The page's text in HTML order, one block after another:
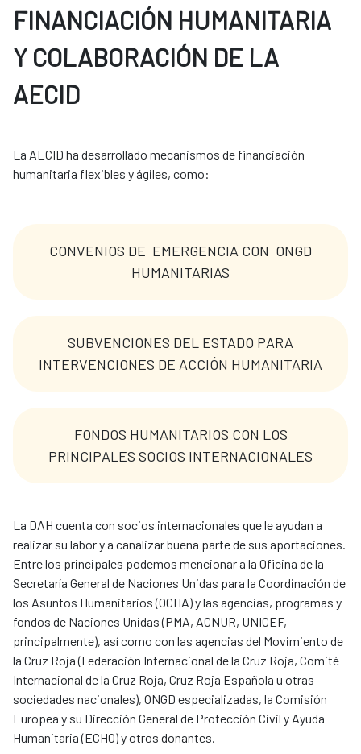
FINANCIACIÓN HUMANITARIA
Y COLABORACIÓN DE LA
AECID
La AECID ha desarrollado mecanismos de financiación
humanitaria flexibles y ágiles, como:
CONVENIOS DE EMERGENCIA CON ONGD
HUMANITARIAS
SUBVENCIONES DEL ESTADO PARA
INTERVENCIONES DE ACCIÓN HUMANITARIA
FONDOS HUMANITARIOS CON LOS
PRINCIPALES SOCIOS INTERNACIONALES
La DAH cuenta con socios internacionales que le ayudan a
realizar su labor y a canalizar buena parte de sus aportaciones.
Entre los principales podemos mencionar a la Oficina de la
Secretaría General de Naciones Unidas para la Coordinación de
los Asuntos Humanitarios (OCHA) y las agencias, programas y
fondos de Naciones Unidas (PMA, ACNUR, UNICEF,
principalmente), así como con las agencias del Movimiento de
la Cruz Roja (Federación Internacional de la Cruz Roja, Comité
Internacional de la Cruz Roja, Cruz Roja Española u otras
sociedades nacionales), ONGD especializadas, la Comisión
Europea y su Dirección General de Protección Civil y Ayuda
Humanitaria (ECHO) y otros donantes.